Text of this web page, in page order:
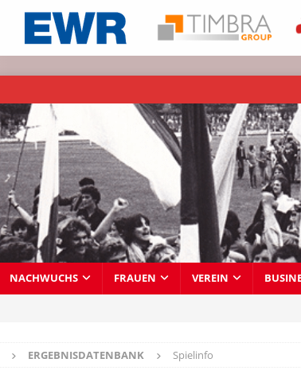
NACHWUCHS FRAUEN VEREIN
ERGEBNISDATENBANK Spielinfo